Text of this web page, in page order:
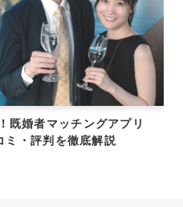
既婚者マッチングアプリ
ミ・評判を徹底解説